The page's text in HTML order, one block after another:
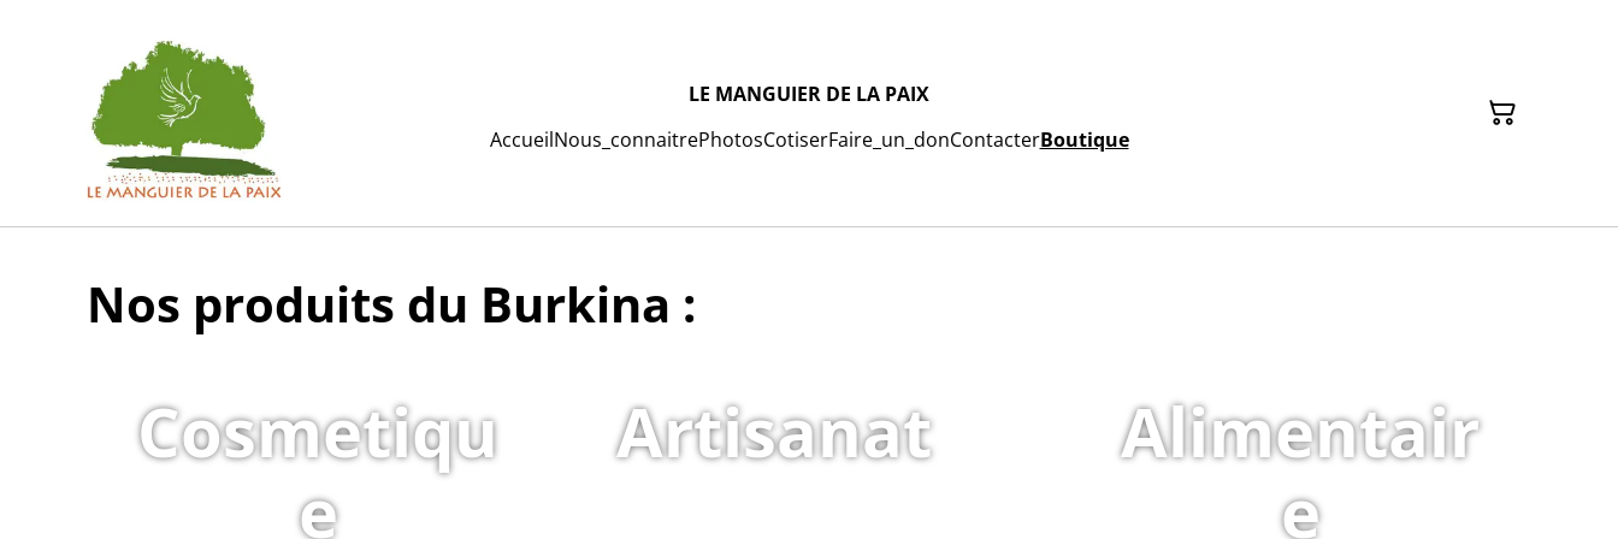
LE MANGUIER DE LA PAIX
AccueilNous_connaitrePhotosCotiserFaire_un_donContacterBoutique
Nos produits du Burkina :
Cosmetiqu
e
Artisanat
Alimentair
e